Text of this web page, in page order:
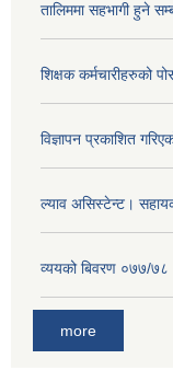
तालिममा सहभागी हुने
शिक्षक कर्मचारीहरुको
विज्ञापन प्रकाशित
ल्याव असिस्टेन्ट।
व्ययको बिवरण ०७७/७८
more